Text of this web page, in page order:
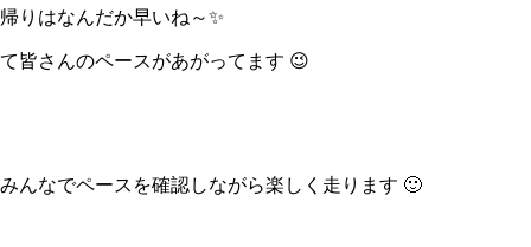
帰りはなんだか早いね～✨
て皆さんのペースがあがってます 😉
みんなでペースを確認しながら楽しく走ります 🙂